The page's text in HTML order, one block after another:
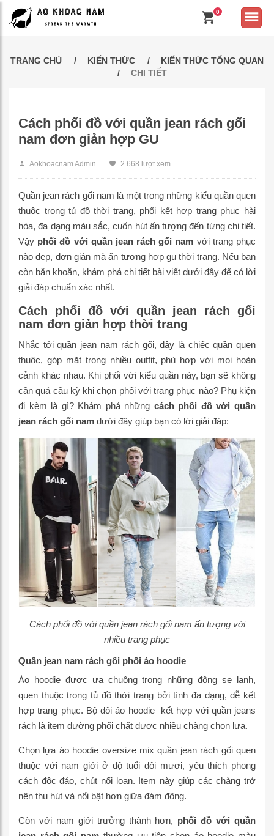
0
TRANG CHỦ KIẾN THỨC
KIẾN THỨC TỔNG QUAN
CHI TIẾT
Cách phối đồ với quần jean rách gối
nam đơn giản hợp GU
Aokhoacnam Admin 2.668 lượt xem
Quần jean rách gối nam là một trong những kiểu quần quen
thuộc trong tủ đồ thời trang, phối kết hợp trang phục hài
hòa, đa dạng màu sắc, cuốn hút ấn tượng đến từng chi tiết.
Vậy phối đồ với quần jean rách gối nam với trang phục
nào đẹp, đơn giản mà ấn tượng hợp gu thời trang. Nếu bạn
còn băn khoăn, khám phá chi tiết bài viết dưới đây để có lời
giải đáp chuẩn xác nhất.
Cách phối đồ với quần jean rách gối
nam đơn giản hợp thời trang
Nhắc tới quần jean nam rách gối, đây là chiếc quần quen
thuộc, góp mặt trong nhiều outfit, phù hợp với mọi hoàn
cảnh khác nhau. Khi phối với kiểu quần này, bạn sẽ không
cần quá cầu kỳ khi chọn phối với trang phục nào? Phụ kiện
đi kèm là gì? Khám phá những cách phối đồ với quần
jean rách gối nam dưới đây giúp bạn có lời giải đáp:
Cách phối đồ với quần jean rách gối nam ấn tượng với
nhiều trang phục
Quần jean nam rách gối phối áo hoodie
Áo hoodie được ưa chuộng trong những đông se lạnh,
quen thuộc trong tủ đồ thời trang bởi tính đa dạng, dễ kết
hợp trang phục. Bộ đôi áo hoodie kết hợp với quần jeans
rách là item đường phối chất được nhiều chàng chọn lựa.
Chọn lựa áo hoodie oversize mix quần jean rách gối quen
thuộc với nam giới ở độ tuổi đôi mươi, yêu thích phong
cách độc đáo, chút nổi loạn. Item này giúp các chàng trở
nên thu hút và nổi bật hơn giữa đám đông.
Còn với nam giới trưởng thành hơn, phối đồ với quần